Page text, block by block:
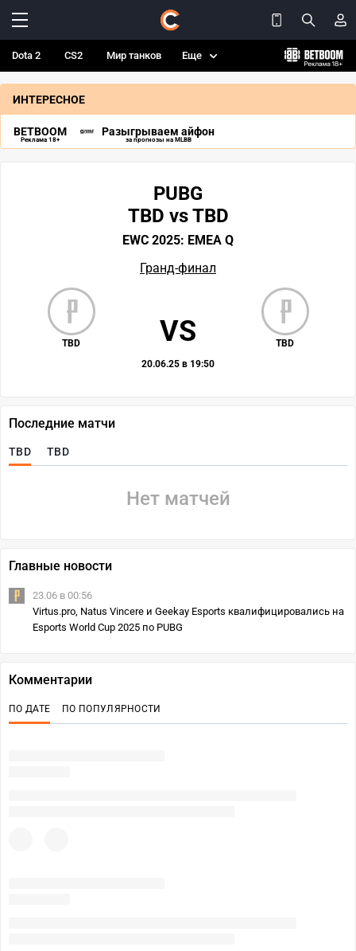
Dota 2 CS2 Мир танков Еще
ИНТЕРЕСНОЕ
BETBOOM
Реклама 18+
Разыгрываем айфон
за прогнозы на MLBB
PUBG
TBD vs TBD
EWC 2025: EMEA Q
Гранд-финал
TBD TBD
VS
20.06.25 в 19:50
Последние матчи
TBD TBD
Нет матчей
Главные новости
23.06 в 00:56
Virtus.pro, Natus Vincere и Geekay Esports квалифицировались на
Esports World Cup 2025 по PUBG
Комментарии
ПО ДАТЕ ПО ПОПУЛЯРНОСТИ